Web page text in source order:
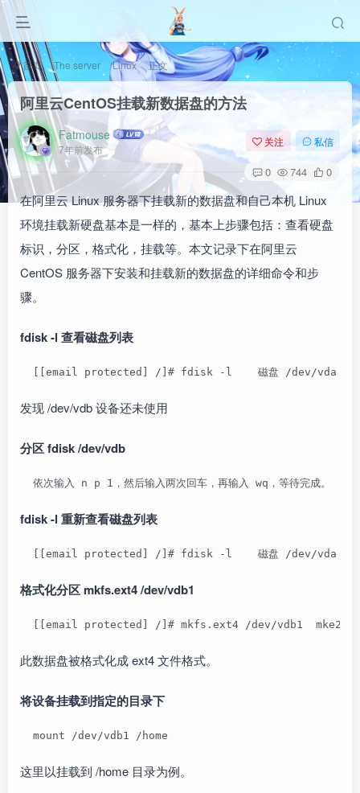
首页 The server Linux 正文
阿里云CentOS挂载新数据盘的方法
Fatmouse
7年前发布
关注 私信
0 744 0
在阿里云 Linux 服务器下挂载新的数据盘和自己本机 Linux
环境挂载新硬盘基本是一样的，基本上步骤包括：查看硬盘
标识，分区，格式化，挂载等。本文记录下在阿里云
CentOS 服务器下安装和挂载新的数据盘的详细命令和步
骤。
fdisk -l 查看磁盘列表
[[email protected] /]# fdisk -l    磁盘 /dev/vda：
发现 /dev/vdb 设备还未使用
分区 fdisk /dev/vdb
依次输入 n p 1，然后输入两次回车，再输入 wq，等待完成
fdisk -l 重新查看磁盘列表
[[email protected] /]# fdisk -l    磁盘 /dev/vda：
格式化分区 mkfs.ext4 /dev/vdb1
[[email protected] /]# mkfs.ext4 /dev/vdb1  mke2fs
此数据盘被格式化成 ext4 文件格式。
将设备挂载到指定的目录下
  mount /dev/vdb1 /home
这里以挂载到 /home 目录为例。